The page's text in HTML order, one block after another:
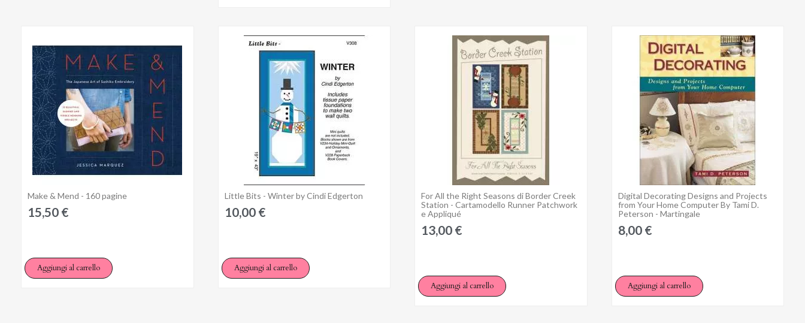
Anteprima
Make & Mend - 160 pagine
15,50 €
Aggiungi al carrello
Anteprima
Little Bits - Winter by Cindi Edgerton
10,00 €
Aggiungi al carrello
Anteprima
For All the Right Seasons di Border Creek
Station - Cartamodello Runner Patchwork
e Appliqué
13,00 €
Aggiungi al carrello
Anteprima
Digital Decorating Designs and Projects
from Your Home Computer By Tami D.
Peterson - Martingale
8,00 €
Aggiungi al carrello